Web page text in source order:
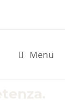
Menu